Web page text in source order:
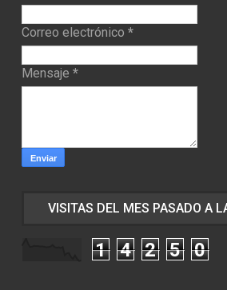
Correo electrónico *
Mensaje *
VISITAS DEL MES PASADO A
1 4 2 5 0